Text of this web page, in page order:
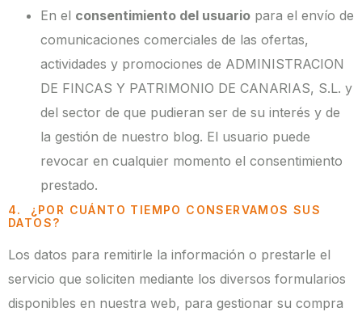
En el consentimiento del usuario para el envío de
comunicaciones comerciales de las ofertas,
actividades y promociones de ADMINISTRACION
DE FINCAS Y PATRIMONIO DE CANARIAS, S.L. y
del sector de que pudieran ser de su interés y de
la gestión de nuestro blog. El usuario puede
revocar en cualquier momento el consentimiento
prestado.
4. ¿POR CUÁNTO TIEMPO CONSERVAMOS SUS
DATOS?
Los datos para remitirle la información o prestarle el
servicio que soliciten mediante los diversos formularios
disponibles en nuestra web, para gestionar su compra